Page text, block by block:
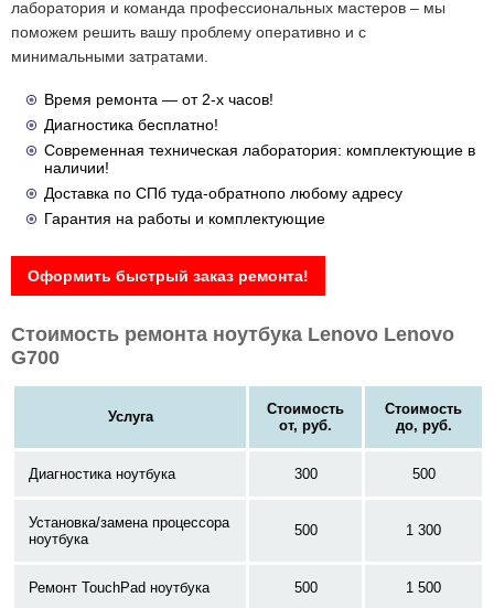
лаборатория и команда профессиональных мастеров – мы
поможем решить вашу проблему оперативно и с
минимальными затратами.
Время ремонта — от 2-х часов!
Диагностика бесплатно!
Современная техническая лаборатория: комплектующие в
наличии!
Доставка по СПб туда-обратнопо любому адресу
Гарантия на работы и комплектующие
Оформить быстрый заказ ремонта!
Стоимость ремонта ноутбука Lenovo Lenovo
G700
Услуга
Стоимость
от, руб.
Стоимость
до, руб.
Диагностика ноутбука 300 500
Установка/замена процессора
ноутбука
500 1 300
Ремонт TouchPad ноутбука 500 1 500